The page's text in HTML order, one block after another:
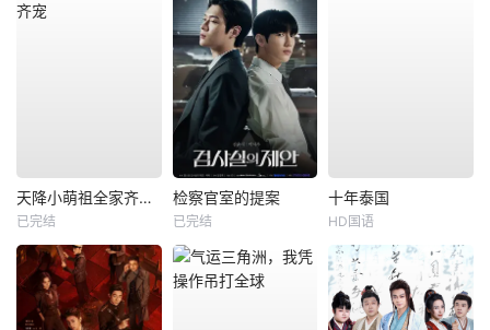
天降小萌祖全家齐齐宠
已完结
检察官室的提案
已完结
十年泰国
HD国语